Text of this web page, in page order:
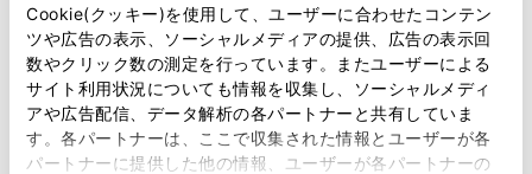
Cookie(クッキー)を使用して、ユーザーに合わせたコンテン
ツや広告の表示、ソーシャルメディアの提供、広告の表示回
数やクリック数の測定を行っています。またユーザーによる
サイト利用状況についても情報を収集し、ソーシャルメディ
アや広告配信、データ解析の各パートナーと共有していま
す。各パートナーは、ここで収集された情報とユーザーが各
パートナーに提供した他の情報、ユーザーが各パートナーの
必須 丁目番地